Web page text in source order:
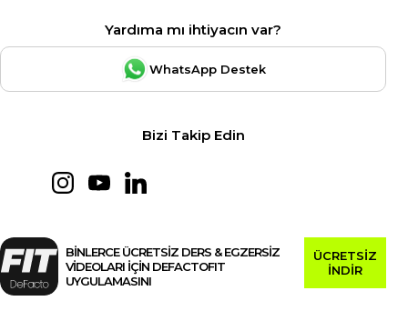
Yardıma mı ihtiyacın var?
WhatsApp Destek
Bizi Takip Edin
BİNLERCE ÜCRETSİZ DERS & EGZERSİZ
VİDEOLARI İÇİN DEFACTOFIT
UYGULAMASINI
ÜCRETSİZ
İNDİR